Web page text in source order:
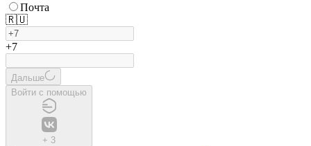
Почта
🇷🇺
+7
Дальше
Войти с помощью
+ 3